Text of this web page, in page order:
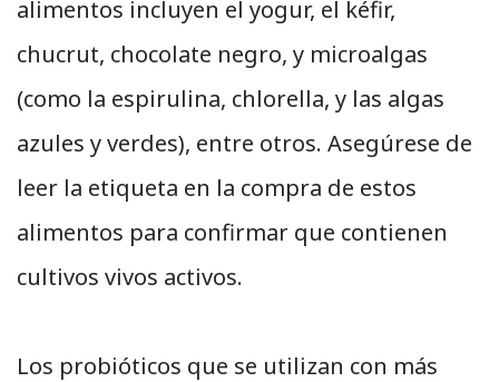
alimentos incluyen el yogur, el kéfir,
chucrut, chocolate negro, y microalgas
(como la espirulina, chlorella, y las algas
azules y verdes), entre otros. Asegúrese de
leer la etiqueta en la compra de estos
alimentos para confirmar que contienen
cultivos vivos activos.
Los probióticos que se utilizan con más